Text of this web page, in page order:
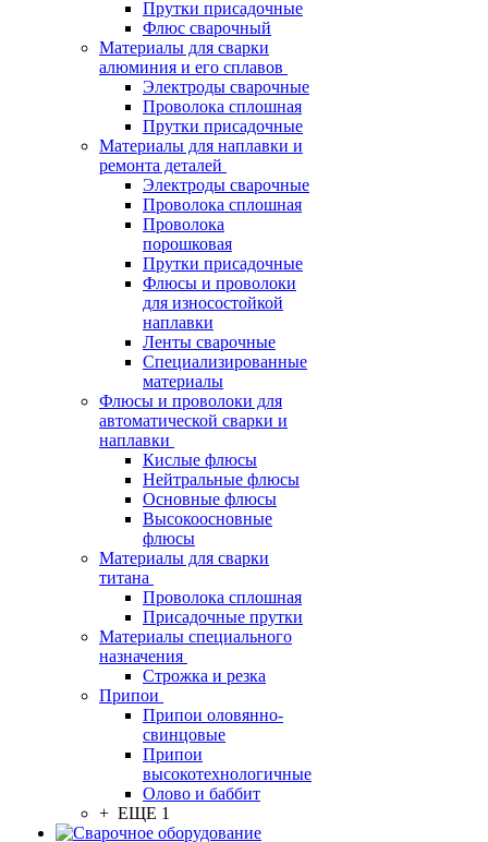
Прутки присадочные
Флюс сварочный
Материалы для сварки
алюминия и его сплавов
Электроды сварочные
Проволока сплошная
Прутки присадочные
Материалы для наплавки и
ремонта деталей
Электроды сварочные
Проволока сплошная
Проволока
порошковая
Прутки присадочные
Флюсы и проволоки
для износостойкой
наплавки
Ленты сварочные
Специализированные
материалы
Флюсы и проволоки для
автоматической сварки и
наплавки
Кислые флюсы
Нейтральные флюсы
Основные флюсы
Высокоосновные
флюсы
Материалы для сварки
титана
Проволока сплошная
Присадочные прутки
Материалы специального
назначения
Строжка и резка
Припои
Припои оловянно-
свинцовые
Припои
высокотехнологичные
Олово и баббит
+ ЕЩЕ 1